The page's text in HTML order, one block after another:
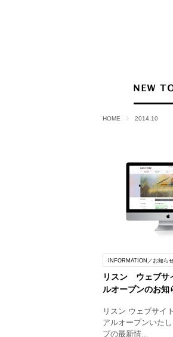
HOME 2014.10
INFORMATION／お知ら
リスン ウェブサ
ルオープンのお知
リスン ウェブサイ
アルオープンいた
プの最新情...